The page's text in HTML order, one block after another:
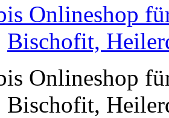
Onlineshop
Bischofit,
Onlineshop
Bischofit,